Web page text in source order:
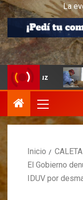
La
Inicio
El Gobierno
IDUV por